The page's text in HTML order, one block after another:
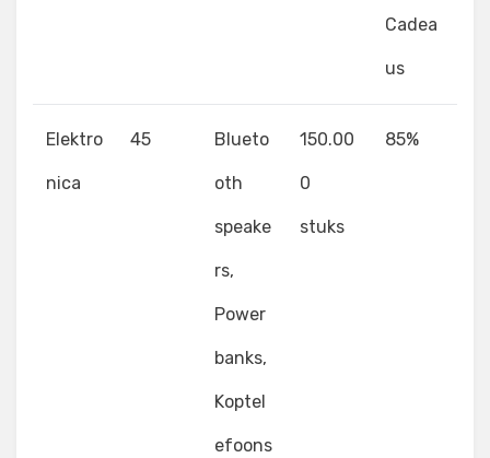
Cadea
us
Elektro
nica
45 Blueto
oth
speake
rs,
Power
banks,
Koptel
efoons
150.00
0
stuks
85%